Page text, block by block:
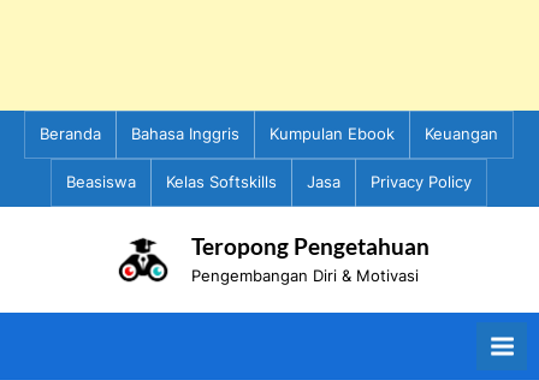
content
Beranda Bahasa Inggris Kumpulan Ebook Keuangan
Beasiswa Kelas Softskills Jasa Privacy Policy
Teropong Pengetahuan
Pengembangan Diri & Motivasi